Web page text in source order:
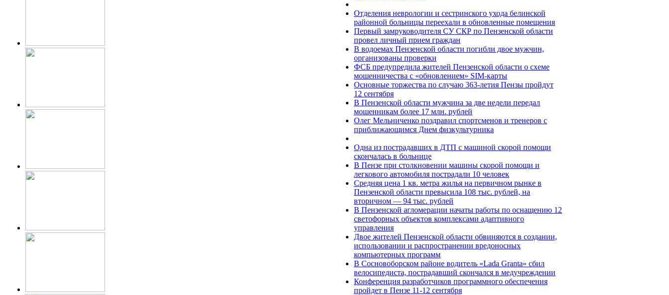
Отделения неврологии и сестринского ухода белинской
районной больницы переехали в обновленные помещения
Первый замруководителя СУ СКР по Пензенской области
провел личный прием граждан
В водоемах Пензенской области погибли двое мужчин,
организованы проверки
ФСБ предупредила жителей Пензенской области о схеме
мошенничества c «обновлением» SIM-карты
Основные торжества по случаю 363-летия Пензы пройдут
12 сентября
В Пензенской области мужчина за две недели передал
мошенникам более 17 млн. рублей
Олег Мельниченко поздравил спортсменов и тренеров с
приближающимся Днем физкультурника
Одна из пострадавших в ДТП с машиной скорой помощи
скончалась в больнице
В Пензе при столкновении машины скорой помощи и
легкового автомобиля пострадали 10 человек
Средняя цена 1 кв. метра жилья на первичном рынке в
Пензенской области превысила 108 тыс. рублей, на
вторичном — 94 тыс. рублей
В Пензенской агломерации начаты работы по оснащению 12
светофорных объектов комплексами адаптивного
управления
Двое жителей Пензенской области обвиняются в создании,
использовании и распространении вредоносных
компьютерных программ
В Сосновоборском районе водитель «Lada Granta» сбил
велосипедиста, пострадавший скончался в медучреждении
Конференция разработчиков программного обеспечения
пройдет в Пензе 11-12 сентября